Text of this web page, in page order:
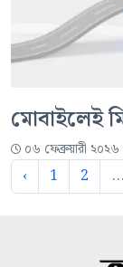
মোবাইলেই
০৬ ফেব্রুয়ারী ২০২৬
‹ 1 2 ...